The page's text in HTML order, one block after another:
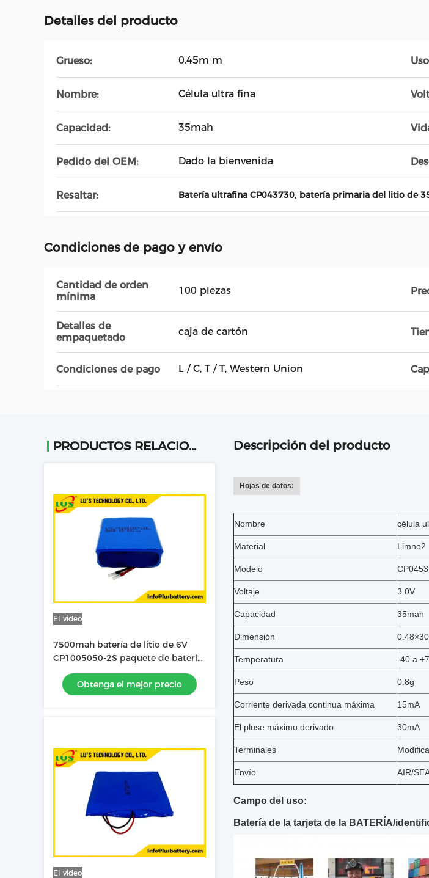
Detalles del producto
Grueso: 0.45m m
Nombre: Célula ultra fina
Capacidad: 35mah
Pedido del OEM: Dado la bienvenida
Resaltar: Batería ultrafina CP043730, batería primaria del litio de
Condiciones de pago y envío
Cantidad de orden
mínima
100 piezas
Detalles de
empaquetado
caja de cartón
Condiciones de pago L / C, T / T, Western Union
PRODUCTOS RELACIONADOS
El video
7500mah batería de litio de 6V
CP1005050-2S paquete de batería
primaria de litio personalizado
Obtenga el mejor precio
El video
Descripción del producto
Hojas de datos:
Nombre célula
Material Limno2
Modelo
Voltaje 3.0V
Capacidad 35mah
Dimensión
Temperatura -40 a
Peso 0.8g
Corriente derivada continua máxima 15mA
El pluse máximo derivado 30mA
Terminales
Envío AIR/
Campo del uso:
Batería de la tarjeta de la BATERÍA/